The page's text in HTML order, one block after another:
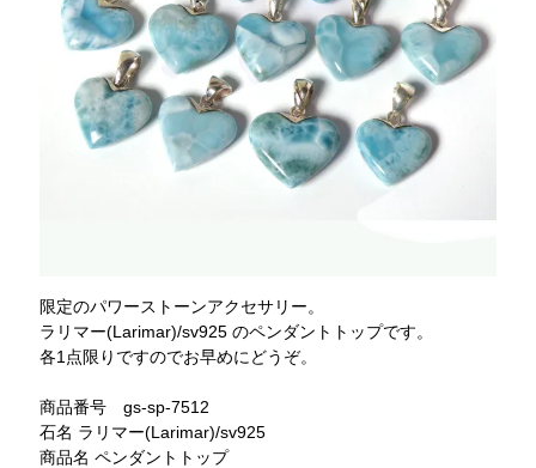
限定のパワーストーンアクセサリー。
ラリマー(Larimar)/sv925 のペンダントトップです。
各1点限りですのでお早めにどうぞ。
商品番号 gs-sp-7512
石名 ラリマー(Larimar)/sv925
商品名 ペンダントトップ